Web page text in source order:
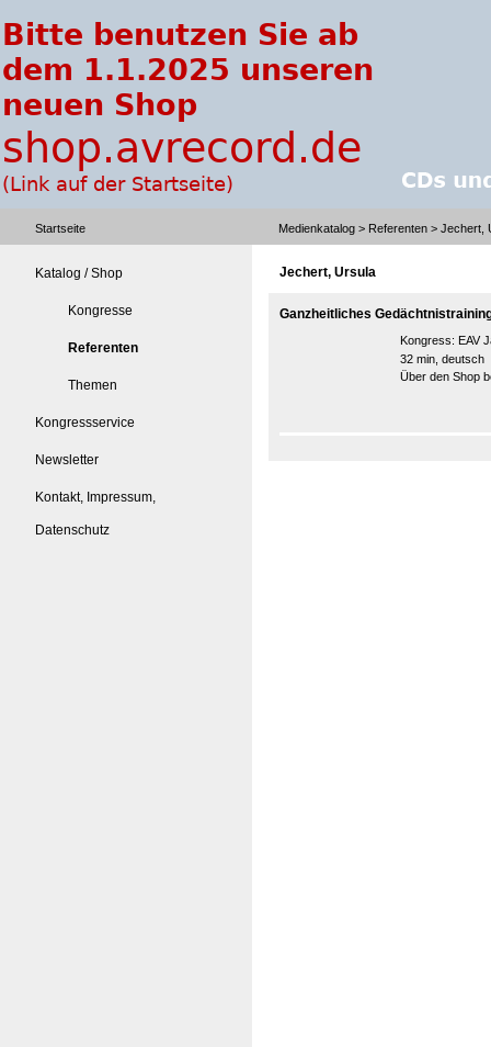
Startseite Medienkatalog > Referenten > Jechert,
Katalog / Shop
Kongresse
Referenten
Themen
Kongressservice
Newsletter
Kontakt, Impressum,
Datenschutz
Jechert, Ursula
Ganzheitliches
Kongress: EAV
32 min, deutsch
Über den Shop